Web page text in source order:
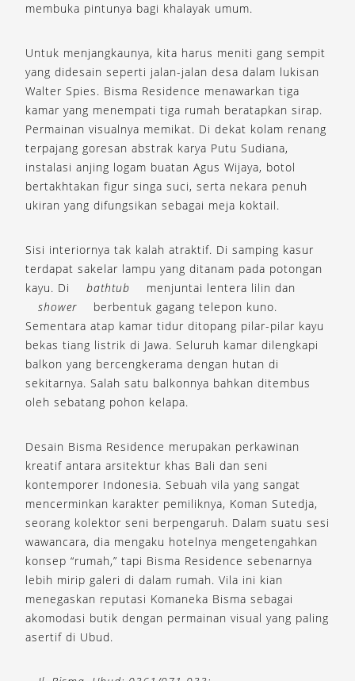
membuka pintunya bagi khalayak umum.
Untuk menjangkaunya, kita harus meniti gang sempit
yang didesain seperti jalan-jalan desa dalam lukisan
Walter Spies. Bisma Residence menawarkan tiga
kamar yang menempati tiga rumah beratapkan sirap.
Permainan visualnya memikat. Di dekat kolam renang
terpajang goresan abstrak karya Putu Sudiana,
instalasi anjing logam buatan Agus Wijaya, botol
bertakhtakan figur singa suci, serta nekara penuh
ukiran yang difungsikan sebagai meja koktail.
Sisi interiornya tak kalah atraktif. Di samping kasur
terdapat sakelar lampu yang ditanam pada potongan
kayu. Di
bathtub
menjuntai lentera lilin dan
shower
berbentuk gagang telepon kuno.
Sementara atap kamar tidur ditopang pilar-pilar kayu
bekas tiang listrik di Jawa. Seluruh kamar dilengkapi
balkon yang bercengkerama dengan hutan di
sekitarnya. Salah satu balkonnya bahkan ditembus
oleh sebatang pohon kelapa.
Desain Bisma Residence merupakan perkawinan
kreatif antara arsitektur khas Bali dan seni
kontemporer Indonesia. Sebuah vila yang sangat
mencerminkan karakter pemiliknya, Koman Sutedja,
seorang kolektor seni berpengaruh. Dalam suatu sesi
wawancara, dia mengaku hotelnya mengetengahkan
konsep “rumah,” tapi Bisma Residence sebenarnya
lebih mirip galeri di dalam rumah. Vila ini kian
menegaskan reputasi Komaneka Bisma sebagai
akomodasi butik dengan permainan visual yang paling
asertif di Ubud.